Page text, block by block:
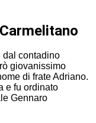
dal contadino
giovanissimo
di frate Adriano.
e fu ordinato
Gennaro